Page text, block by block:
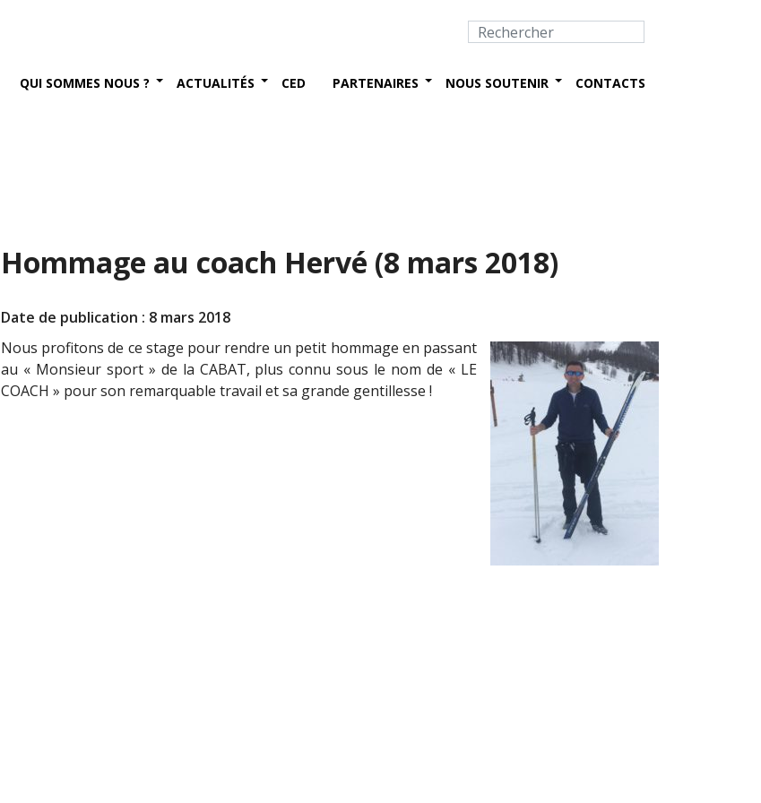
QUI SOMMES NOUS ? ACTUALITÉS CED PARTENAIRES NOUS SOUTENIR CONTACTS
Hommage au coach Hervé (8 mars 2018)
Date de publication : 8 mars 2018
Nous profitons de ce stage pour rendre un petit hommage en passant
au « Monsieur sport » de la CABAT, plus connu sous le nom de « LE
COACH » pour son remarquable travail et sa grande gentillesse !